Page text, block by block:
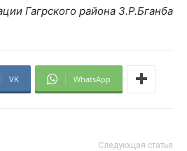
Гагрского района З.Р.Бганба
VK WhatsApp
Следующая статья